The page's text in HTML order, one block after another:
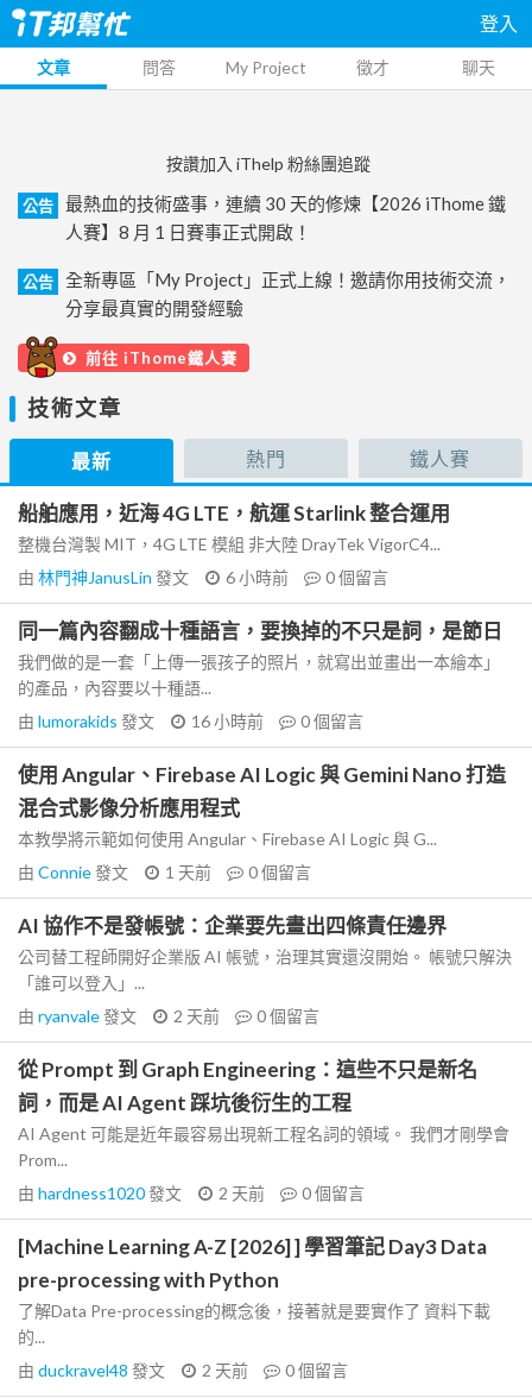
登入
文章 問答 My Project 徵才 聊天
按讚加入 iThelp 粉絲團追蹤
公告
最熱血的技術盛事，連續 30 天的修煉【2026 iThome 鐵
人賽】8 月 1 日賽事正式開啟！
公告
全新專區「My Project」正式上線！邀請你用技術交流，
分享最真實的開發經驗
前往 iThome鐵人賽
技術文章
最新 熱門 鐵人賽
船舶應用，近海 4G LTE，航運 Starlink 整合運用
整機台灣製 MIT，4G LTE 模組 非大陸 DrayTek VigorC4...
由 林門神JanusLin 發文 6 小時前 0個留言
同一篇內容翻成十種語言，要換掉的不只是詞，是節日
我們做的是一套「上傳一張孩子的照片，就寫出並畫出一本繪本」
的產品，內容要以十種語...
由 lumorakids 發文 16 小時前 0個留言
使用 Angular、Firebase AI Logic 與 Gemini Nano 打造
混合式影像分析應用程式
本教學將示範如何使用 Angular、Firebase AI Logic 與 G...
由 Connie發文 1 天前 0個留言
AI 協作不是發帳號：企業要先畫出四條責任邊界
公司替工程師開好企業版 AI 帳號，治理其實還沒開始。 帳號只解決
「誰可以登入」...
由 ryanvale發文 2 天前 0個留言
從 Prompt 到 Graph Engineering：這些不只是新名
詞，而是 AI Agent 踩坑後衍生的工程
AI Agent 可能是近年最容易出現新工程名詞的領域。 我們才剛學會
Prom...
由 hardness1020發文 2 天前 0個留言
[Machine Learning A-Z [2026] ] 學習筆記 Day3 Data
pre-processing with Python
了解Data Pre-processing的概念後，接著就是要實作了 資料下載
的...
由 duckravel48 發文 2 天前 0個留言